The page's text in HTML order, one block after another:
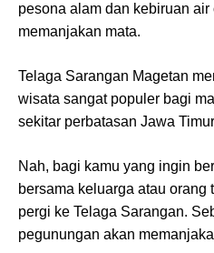
pesona alam dan kebiruan
memanjakan mata.
Telaga Sarangan Magetan
wisata sangat populer bagi
sekitar perbatasan Jawa
Nah, bagi kamu yang ingin
bersama keluarga atau orang
pergi ke Telaga Sarangan.
pegunungan akan